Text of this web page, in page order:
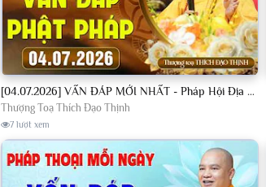
[04.07.2026] VẤN ĐÁP MỚI NHẤT - Pháp Hội Địa Tạng Chùa Khai Nguyên | TT. Thích Đạo Thịnh
Thượng Toạ Thích Đạo Thịnh
7 lượt xem